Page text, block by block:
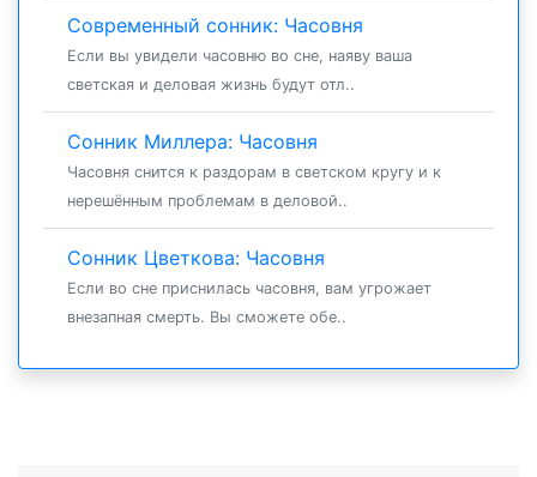
Современный сонник: Часовня
Если вы увидели часовню во сне, наяву ваша
светская и деловая жизнь будут отл..
Сонник Миллера: Часовня
Часовня снится к раздорам в светском кругу и к
нерешённым проблемам в деловой..
Сонник Цветкова: Часовня
Если во сне приснилась часовня, вам угрожает
внезапная смерть. Вы сможете обе..